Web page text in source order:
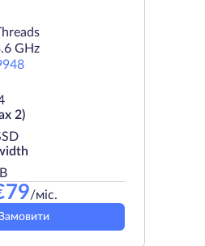
GHz
2)
79/міс.